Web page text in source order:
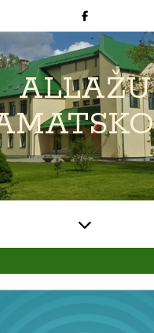
ALLAŽU